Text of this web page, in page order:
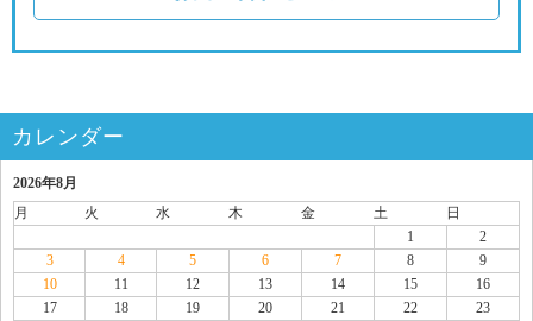
カレンダー
2026年8月
月
火 水 木 金 土
日
1
2
3
4 5 6 7 8
9
10
11 12 13 14 15
16
17
18 19 20 21 22
23